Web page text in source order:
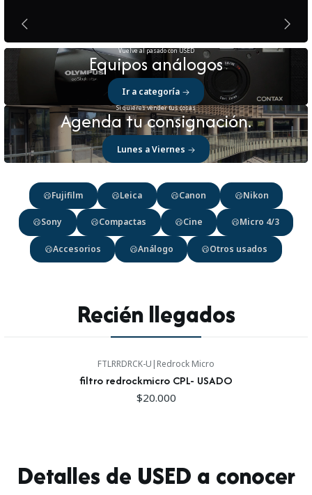
Vuelve al pasado con USED
Equipos análogos
Ir a categoría
Si quieres vender tus cosas
Agenda tu consignación.
Lunes a Viernes
Fujifilm Leica Canon Nikon
Sony Compactas Cine Micro 4/3
Accesorios Análogo Otros usados
Recién llegados
FTLRRDRCK-U | Redrock Micro
filtro redrockmicro CPL- USADO
$20.000
Detalles de USED a conocer